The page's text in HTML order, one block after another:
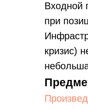
Входной
при
кризис)